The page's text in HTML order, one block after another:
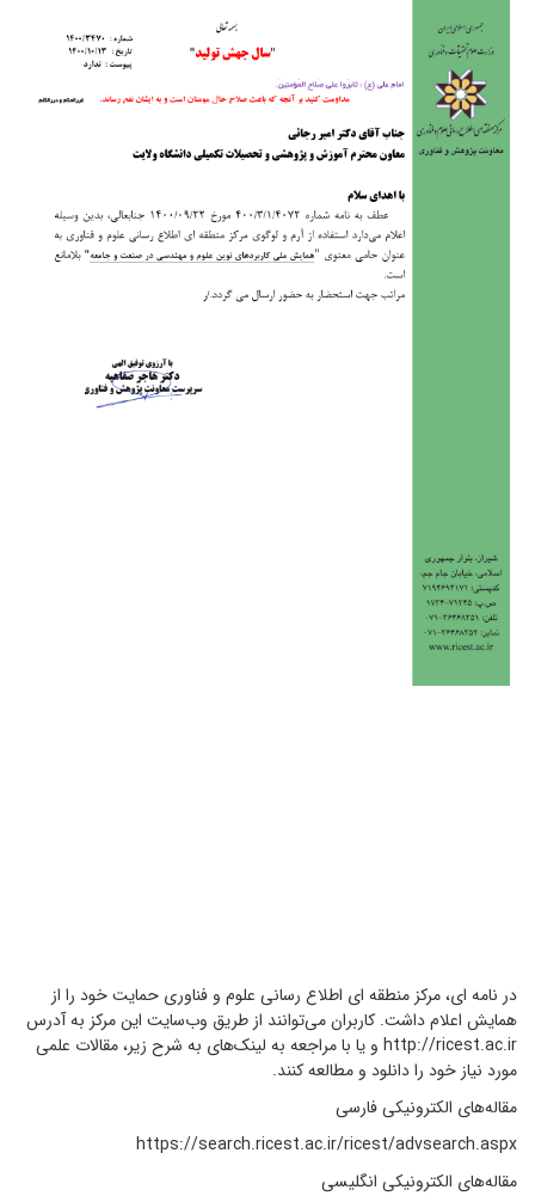
در نامه ای، مرکز منطقه ای اطلاع رسانی علوم و فناوری حمایت خود را از
همایش اعلام داشت. کاربران می‌توانند از طریق وب‌سایت این مرکز به آدرس
http://ricest.ac.ir و یا با مراجعه به لینک‌های به شرح زیر، مقالات علمی
مورد نیاز خود را دانلود و مطالعه کنند.
مقاله‌های الکترونیکی فارسی
https://search.ricest.ac.ir/ricest/advsearch.aspx
مقاله‌های الکترونیکی انگلیسی